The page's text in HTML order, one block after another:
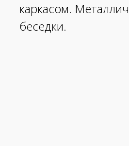
каркасом.
беседки.